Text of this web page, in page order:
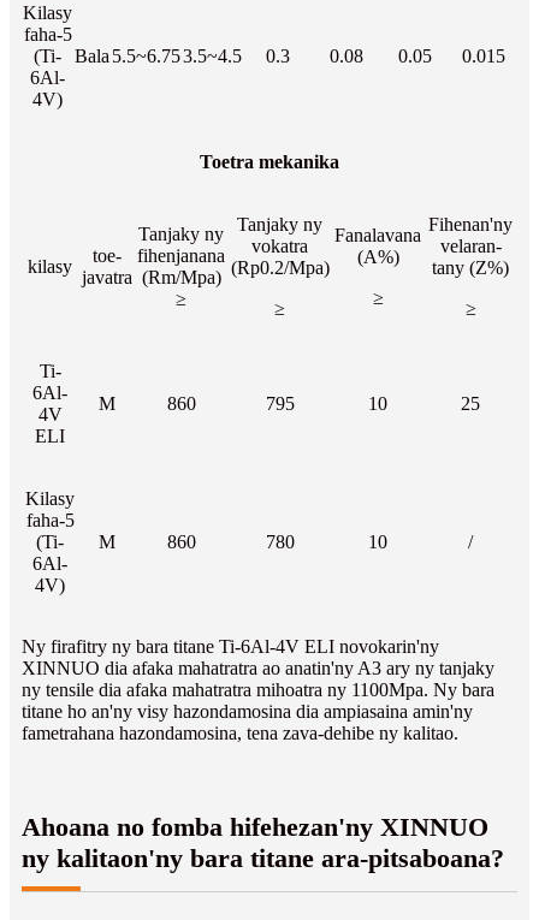
Kilasy
faha-5
(Ti-
6Al-
4V)
Bala 5.5~6.753.5~4.5 0.3 0.08 0.05 0.015
Toetra mekanika
kilasy
toe-
javatra
Tanjaky ny
fihenjanana
(Rm/Mpa)
≥
Tanjaky ny
vokatra
(Rp0.2/Mpa)
≥
Fanalavana
(A%)
≥
Fihenan'ny
velaran-
tany (Z%)
≥
Ti-
6Al-
4V
ELI
M 860 795 10 25
Kilasy
faha-5
(Ti-
6Al-
4V)
M 860 780 10 /
Ny firafitry ny bara titane Ti-6Al-4V ELI novokarin'ny
XINNUO dia afaka mahatratra ao anatin'ny A3 ary ny tanjaky
ny tensile dia afaka mahatratra mihoatra ny 1100Mpa. Ny bara
titane ho an'ny visy hazondamosina dia ampiasaina amin'ny
fametrahana hazondamosina, tena zava-dehibe ny kalitao.
Ahoana no fomba hifehezan'ny XINNUO
ny kalitaon'ny bara titane ara-pitsaboana?